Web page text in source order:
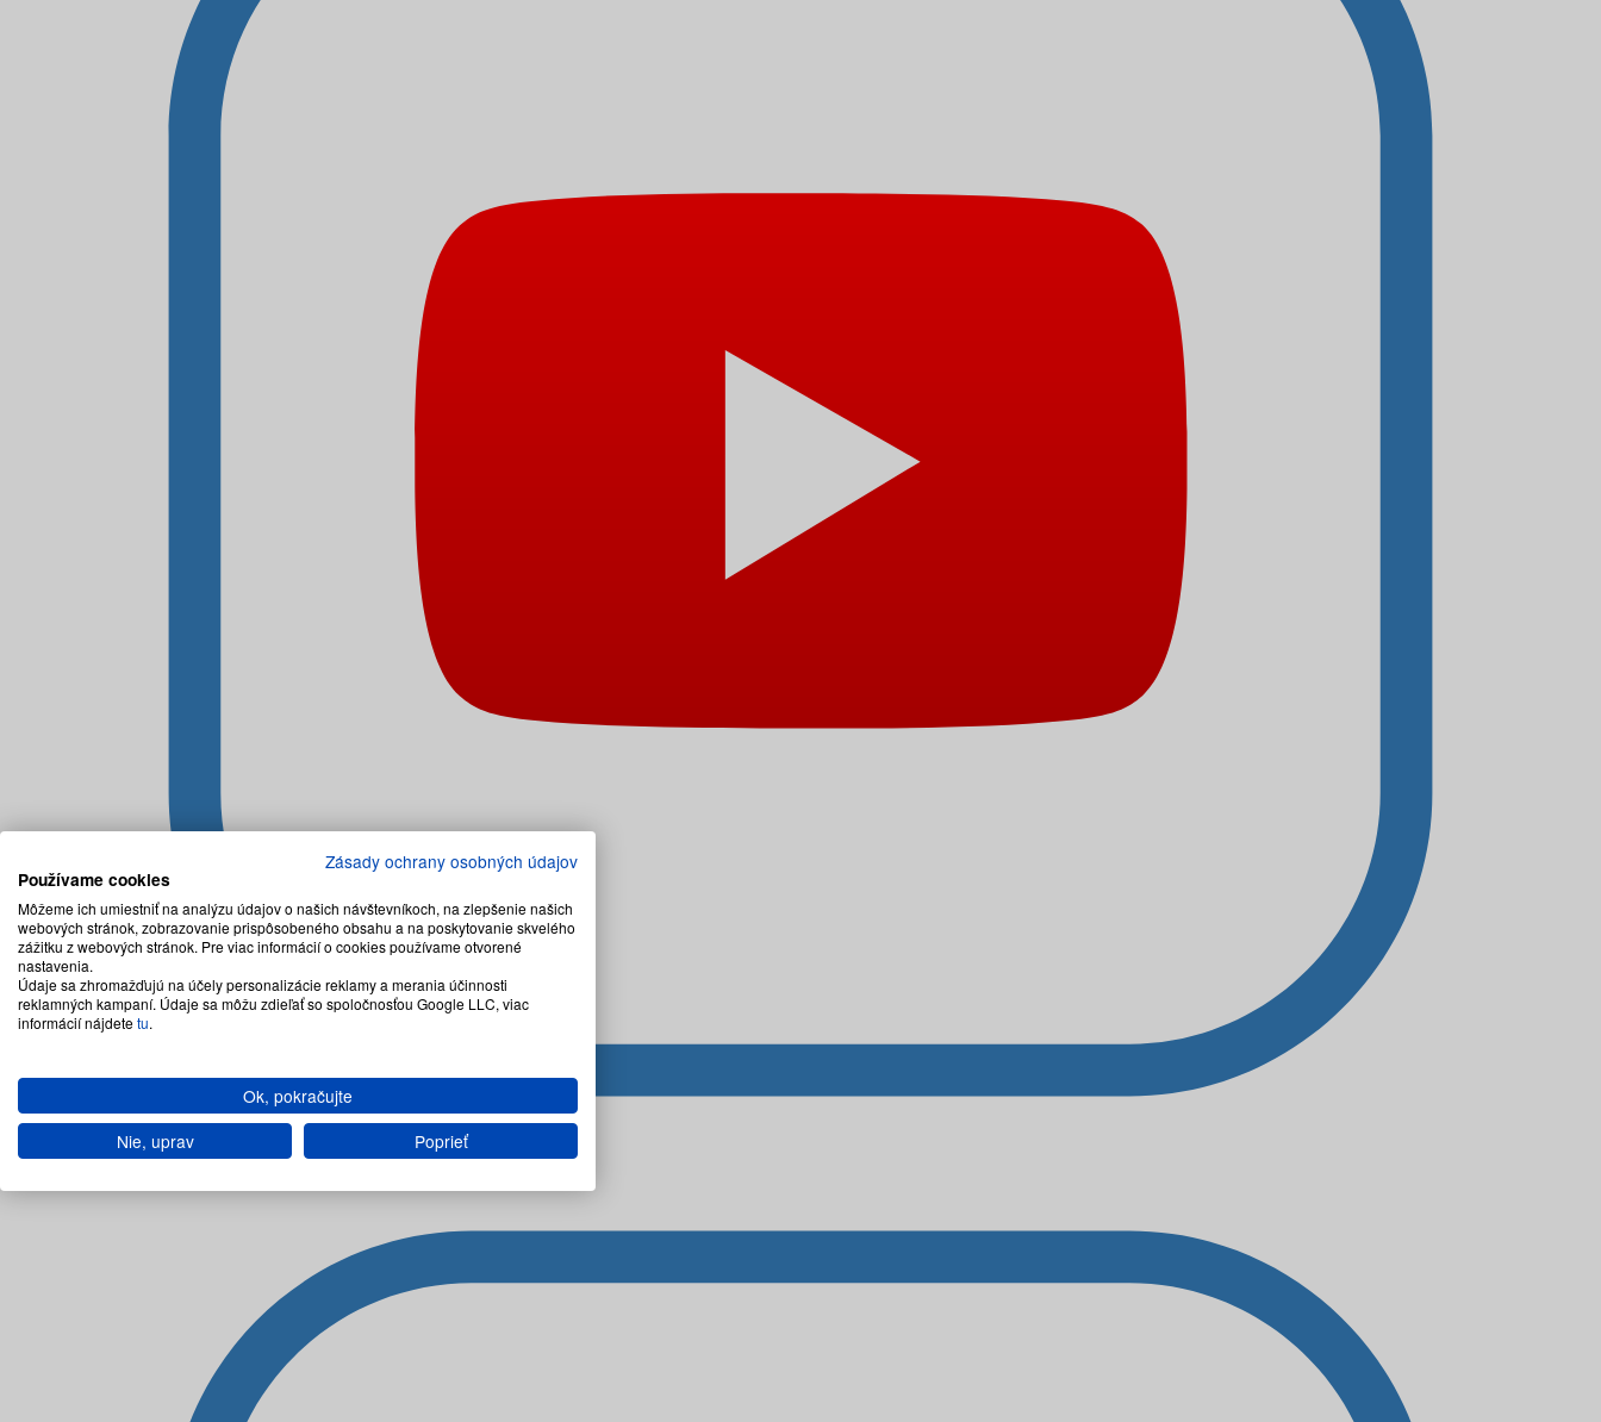
Zásady ochrany osobných údajov
Používame cookies
Môžeme ich umiestniť na analýzu údajov o našich návštevníkoch, na zlepšenie našich
webových stránok, zobrazovanie prispôsobeného obsahu a na poskytovanie skvelého
zážitku z webových stránok. Pre viac informácií o cookies používame otvorené
nastavenia.
Údaje sa zhromažďujú na účely personalizácie reklamy a merania účinnosti
reklamných kampaní. Údaje sa môžu zdieľať so spoločnosťou Google LLC, viac
informácií nájdetetu.
Ok, pokračujte
Nie, uprav
Poprieť